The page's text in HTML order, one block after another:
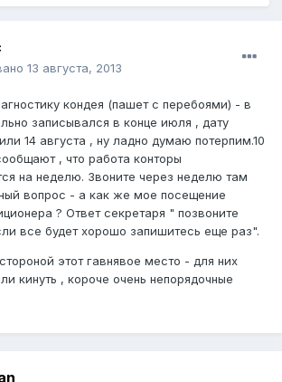
13 августа, 2013
кондея (пашет с перебоями) - в
записывался в конце июля , дату
14 августа , ну ладно думаю потерпим.10
, что работа конторы
на неделю. Звоните через неделю там
вопрос - а как же мое посещение
? Ответ секретаря " позвоните
все будет хорошо запишитесь еще раз".
этот гавнявое место - для них
кинуть , короче очень непорядочные